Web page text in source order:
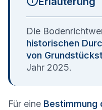
Die
historischen
von
Jahr 2025.
Für eine Bestimmung